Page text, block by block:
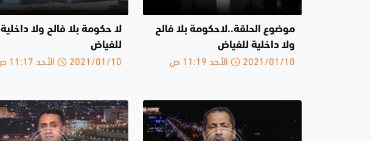
موضوع الحلقة..لاحكومة بلا فالح
ولا داخلية للفياض
2021/01/10 الأحد 11:19 ص
لا حكومة بلا فالح ولا داخلية
للفياض
2021/01/10 الأحد 11:17 ص